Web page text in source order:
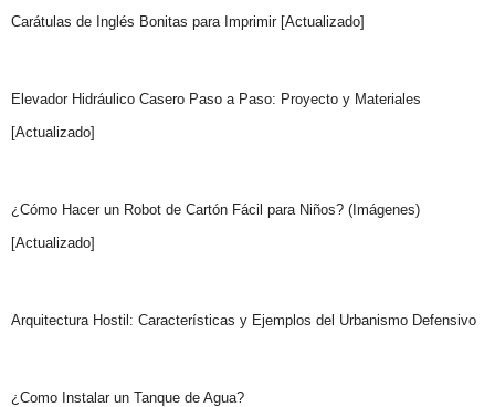
Carátulas de Inglés Bonitas para Imprimir [Actualizado]
Elevador Hidráulico Casero Paso a Paso: Proyecto y Materiales
[Actualizado]
¿Cómo Hacer un Robot de Cartón Fácil para Niños? (Imágenes)
[Actualizado]
Arquitectura Hostil: Características y Ejemplos del Urbanismo Defensivo
¿Como Instalar un Tanque de Agua?